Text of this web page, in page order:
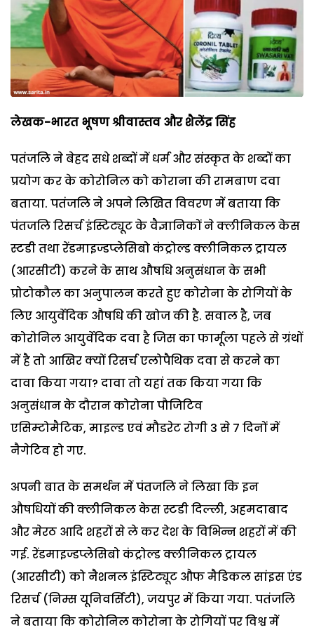
लेखक-भारत भूषण श्रीवास्तव और शैलेंद्र सिंह
पतंजलि ने बेहद सधे शब्दों में धर्म और संस्कृत के शब्दों का
प्रयोग कर के कोरोनिल को कोराना की रामबाण दवा
बताया. पतंजलि ने अपने लिखित विवरण में बताया कि
पंतजलि रिसर्च इंस्टिट्यूट के वैज्ञानिकों ने क्लीनिकल केस
स्टडी तथा रेंडमाइज्डप्लेसिबो कंट्रोल्ड क्लीनिकल ट्रायल
(आरसीटी) करने के साथ औषधि अनुसंधान के सभी
प्रोटोकौल का अनुपालन करते हुए कोरोना के रोगियों के
लिए आयुर्वेदिक औषधि की खोज की है. सवाल है, जब
कोरोनिल आयुर्वेदिक दवा है जिस का फार्मूला पहले से ग्रंथों
में है तो आखिर क्यों रिसर्च एलोपैथिक दवा से करने का
दावा किया गया? दावा तो यहां तक किया गया कि
अनुसंधान के दौरान कोरोना पौजिटिव
एसिम्टोमैटिक, माइल्ड एवं मौडरेट रोगी 3 से 7 दिनों में
नैगेटिव हो गए.
अपनी बात के समर्थन में पंतजलि ने लिखा कि इन
औषधियों की क्लीनिकल केस स्टडी दिल्ली, अहमदाबाद
और मेरठ आदि शहरों से ले कर देश के विभिन्न शहरों में की
गई. रेंडमाइज्डप्लेसिबो कंट्रोल्ड क्लीनिकल ट्रायल
(आरसीटी) को नैशनल इंस्टिट्यूट औफ मैडिकल सांइस एंड
रिसर्च (निम्स यूनिवर्सिटी), जयपुर में किया गया. पतंजलि
ने बताया कि कोरोनिल कोरोना के रोगियों पर विश्व में